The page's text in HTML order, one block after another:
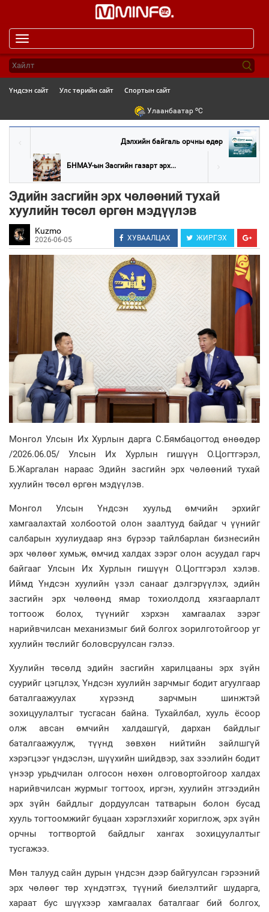
navigation
Үндсэн сайт Улс төрийн сайт Спортын сайт
Улаанбаатар oC
Дэлхийн байгаль орчны өдөр
БНМАУ-ын Засгийн газарт эрх...
Эдийн засгийн эрх чөлөөний тухай
хуулийн төсөл өргөн мэдүүлэв
Kuzmo
2026-06-05 ХУВААЛЦАХ ЖИРГЭХ
Монгол Улсын Их Хурлын дарга С.Бямбацогтод өнөөдөр
/2026.06.05/ Улсын Их Хурлын гишүүн О.Цогтгэрэл,
Б.Жаргалан нараас Эдийн засгийн эрх чөлөөний тухай
хуулийн төсөл өргөн мэдүүлэв.
Монгол Улсын Үндсэн хуульд өмчийн эрхийг
хамгаалахтай холбоотой олон заалтууд байдаг ч үүнийг
салбарын хуулиудаар янз бүрээр тайлбарлан бизнесийн
эрх чөлөөг хумьж, өмчид халдах зэрэг олон асуудал гарч
байгааг Улсын Их Хурлын гишүүн О.Цогтгэрэл хэлэв.
Иймд Үндсэн хуулийн үзэл санааг дэлгэрүүлэх, эдийн
засгийн эрх чөлөөнд ямар тохиолдолд хязгаарлалт
тогтоож болох, түүнийг хэрхэн хамгаалах зэрэг
нарийвчилсан механизмыг бий болгох зорилготойгоор уг
хуулийн төслийг боловсруулсан гэлээ.
Хуулийн төсөлд эдийн засгийн харилцааны эрх зүйн
суурийг цэгцлэх, Үндсэн хуулийн зарчмыг бодит агуулгаар
баталгаажуулах хүрээнд зарчмын шинжтэй
зохицуулалтыг тусгасан байна. Тухайлбал, хууль ёсоор
олж авсан өмчийн халдашгүй, дархан байдлыг
баталгаажуулж, түүнд зөвхөн нийтийн зайлшгүй
хэрэгцээг үндэслэн, шүүхийн шийдвэр, зах зээлийн бодит
үнээр урьдчилан олгосон нөхөн олговортойгоор халдах
нарийвчилсан журмыг тогтоох, иргэн, хуулийн этгээдийн
эрх зүйн байдлыг дордуулсан татварын болон бусад
хууль тогтоомжийг буцаан хэрэглэхийг хориглож, эрх зүйн
орчны тогтвортой байдлыг хангах зохицуулалтыг
тусгажээ.
Мөн талууд сайн дурын үндсэн дээр байгуулсан гэрээний
эрх чөлөөг төр хүндэтгэх, түүний биелэлтийг шударга,
хараат бус шүүхээр хамгаалах баталгааг бий болгох,